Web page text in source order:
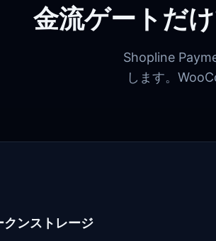
金流ゲートだけ
Shopline
します。
クンストレージ